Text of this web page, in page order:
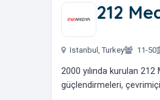
212
Istanbul, Turkey 11-50
2000 yılında kurulan
güçlendirmeleri,